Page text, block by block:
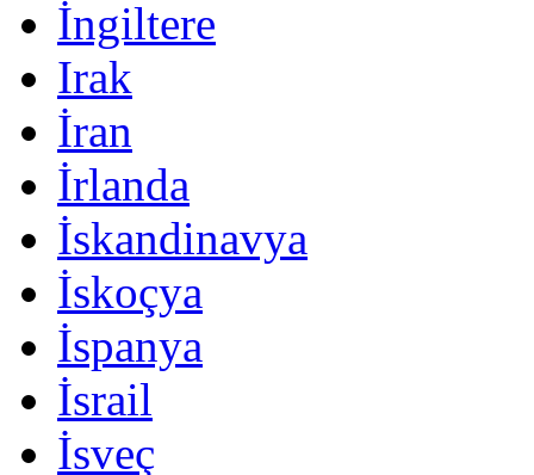
İngiltere
Irak
İran
İrlanda
İskandinavya
İskoçya
İspanya
İsrail
İsveç